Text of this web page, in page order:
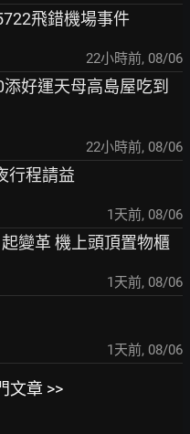
飛錯機場事件
22小時前, 08/06
好運天母高島屋吃到
22小時前, 08/06
行程請益
1天前, 08/06
變革 機上頭頂置物櫃
1天前, 08/06
1天前, 08/06
文章 >>